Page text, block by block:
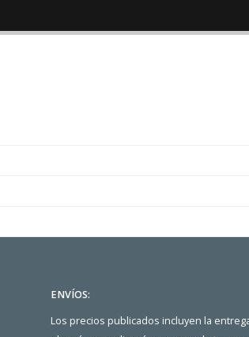
ENVÍOS:
Los precios publicados incluyen la